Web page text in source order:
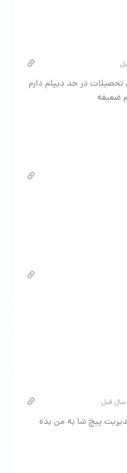
در حد دیپلم دارم
ضعیفه
پیچ شا به من بده